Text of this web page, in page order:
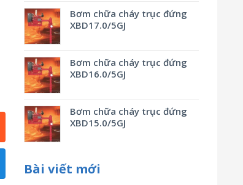
Bơm chữa cháy trục đứng
XBD17.0/5GJ
Bơm chữa cháy trục đứng
XBD16.0/5GJ
Bơm chữa cháy trục đứng
XBD15.0/5GJ
Bài viết mới